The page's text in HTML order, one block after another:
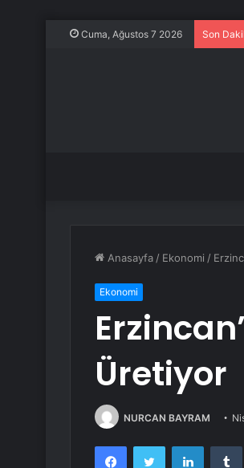
Cuma, Ağustos 7 2026 Son
Anasayfa / Ekonomi /
Ekonomi
Üretiyor
NURCAN BAYRAM
FacebookTwitter LinkedIn